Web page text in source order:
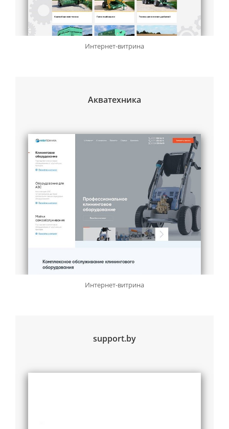
Интернет-витрина
Акватехника
Интернет-витрина
support.by